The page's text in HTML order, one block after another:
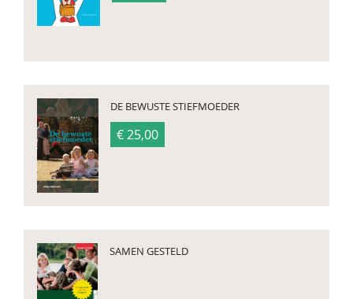
DE BEWUSTE STIEFMOEDER
€ 25,00
SAMEN GESTELD